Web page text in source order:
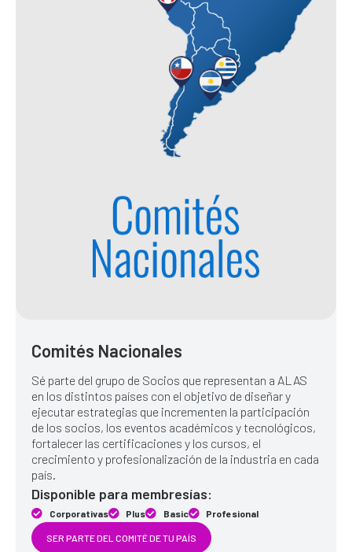
Comités Nacionales
Sé parte del grupo de Socios que representan a ALAS
en los distintos países con el objetivo de diseñar y
ejecutar estrategias que incrementen la participación
de los socios, los eventos académicos y tecnológicos,
fortalecer las certificaciones y los cursos, el
crecimiento y profesionalización de la industria en cada
país.
Disponible para membresías:
Corporativas Plus Basic Profesional
SER PARTE DEL COMITÉ DE TU PAÍS